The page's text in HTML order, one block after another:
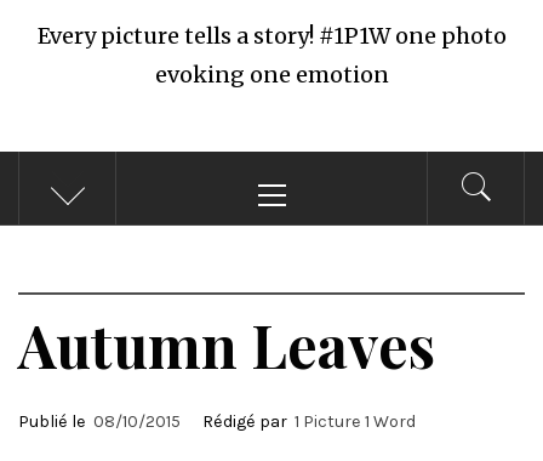
Every picture tells a story! #1P1W one photo
evoking one emotion
principal
Autumn Leaves
Publié le 08/10/2015 Rédigé par 1 Picture 1 Word